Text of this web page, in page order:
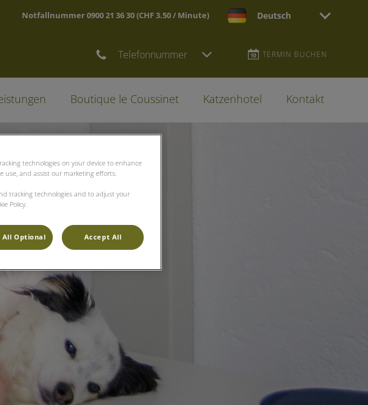
Notfallnummer 0900 21 36 30 (CHF 3.50 / Minute) Deutsch
Telefonnummer TERMIN BUCHEN
Boutique le Coussinet Katzenhotel Kontakt
technologies on your device to enhance
use, and assist our marketing efforts.
tracking technologies and to adjust your
Policy.
All Optional Accept All